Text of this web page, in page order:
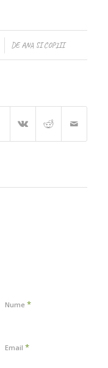
DEANA SI COPIII
Nume *
Email *